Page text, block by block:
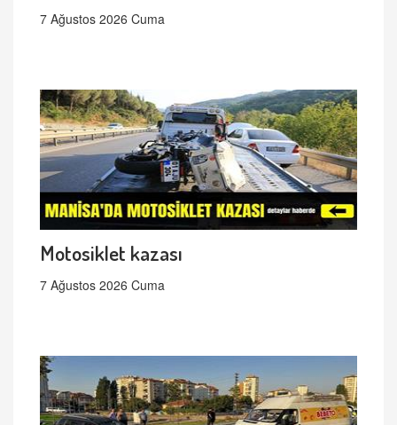
7 Ağustos 2026 Cuma
Motosiklet kazası
7 Ağustos 2026 Cuma